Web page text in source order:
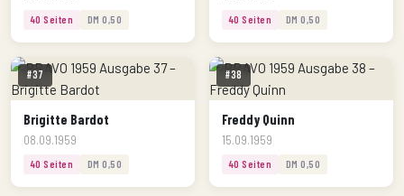
40 Seiten DM 0,50 40 Seiten DM 0,50
#37
Brigitte Bardot
08.09.1959
40 Seiten DM 0,50
#38
Freddy Quinn
15.09.1959
40 Seiten DM 0,50